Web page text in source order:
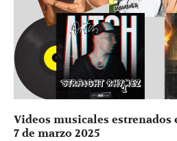
Videos musicales estrenados
7 de marzo 2025